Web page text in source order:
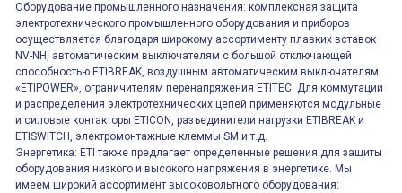
Оборудование промышленного назначения: комплексная защита
электротехнического промышленного оборудования и приборов
осуществляется благодаря широкому ассортименту плавких вставок
NV-NH, автоматическим выключателям с большой отключающей
способностью ETIBREAK, воздушным автоматическим выключателям
«ETIPOWER», ограничителям перенапряжения ETITEC. Для коммутации
и распределения электротехнических цепей применяются модульные
и силовые контакторы ETICON, разъединители нагрузки ETIBREAK и
ETISWITCH, электромонтажные клеммы SM и т.д.
Энергетика: ETI также предлагает определенные решения для защиты
оборудования низкого и высокого напряжения в энергетике. Мы
имеем широкий ассортимент высоковольтного оборудования: